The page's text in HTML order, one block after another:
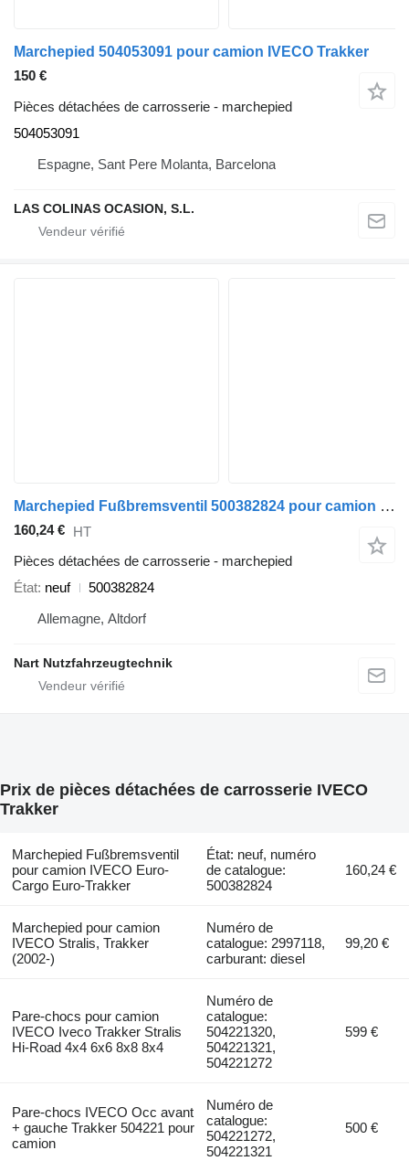
Marchepied 504053091 pour camion IVECO Trakker
150 €
Pièces détachées de carrosserie - marchepied
504053091
Espagne, Sant Pere Molanta, Barcelona
LAS COLINAS OCASION, S.L.
Marchepied Fußbremsventil 500382824 pour camion IVECO Euro-Cargo Euro-Trakker
160,24 € HT
Pièces détachées de carrosserie - marchepied
État neuf
500382824
Allemagne, Altdorf
Nart Nutzfahrzeugtechnik
Prix de pièces détachées de carrosserie IVECO
Trakker
Marchepied Fußbremsventil
pour camion IVECO Euro-
Cargo Euro-Trakker
État: neuf, numéro
de catalogue:
500382824
160,24 €
Marchepied pour camion
IVECO Stralis, Trakker
(2002-)
Numéro de
catalogue: 2997118,
carburant: diesel
99,20 €
Pare-chocs pour camion
IVECO Iveco Trakker Stralis
Hi-Road 4x4 6x6 8x8 8x4
Numéro de
catalogue:
504221320,
504221321,
504221272
599 €
Pare-chocs IVECO Occ avant
+ gauche Trakker 504221 pour
camion
Numéro de
catalogue:
504221272,
504221321
500 €